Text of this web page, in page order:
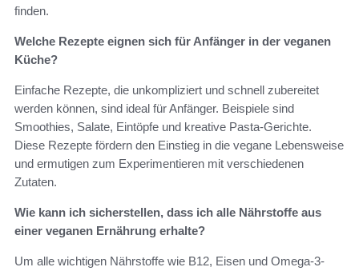
finden.
Welche Rezepte eignen sich für Anfänger in der veganen
Küche?
Einfache Rezepte, die unkompliziert und schnell zubereitet
werden können, sind ideal für Anfänger. Beispiele sind
Smoothies, Salate, Eintöpfe und kreative Pasta-Gerichte.
Diese Rezepte fördern den Einstieg in die vegane Lebensweise
und ermutigen zum Experimentieren mit verschiedenen
Zutaten.
Wie kann ich sicherstellen, dass ich alle Nährstoffe aus
einer veganen Ernährung erhalte?
Um alle wichtigen Nährstoffe wie B12, Eisen und Omega-3-